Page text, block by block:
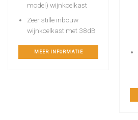
model) wijnkoelkast
Zeer stille inbouw
wijnkoelkast met 38dB
MEER INFORMATIE